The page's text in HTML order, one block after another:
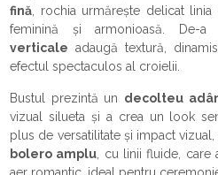
fină , rochia urmărește delicat
feminină și armonioasă. De-
verticale adaugă textură,
efectul spectaculos al croielii.
Bustul prezintă un decolteu
vizual silueta și a crea un look
plus de versatilitate și impact
bolero amplu , cu linii fluide,